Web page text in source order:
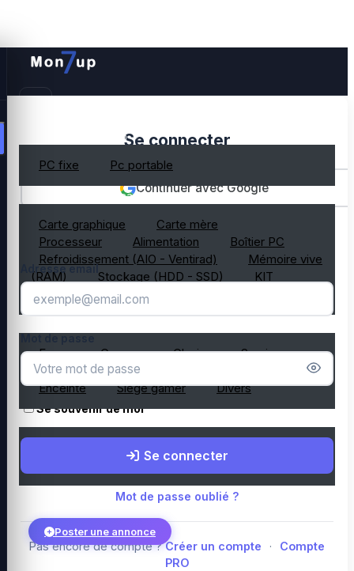
PC gamer occasion
PC fixe Pc portable
Composant PC occasion
Carte graphique
Carte mère
Processeur
Alimentation
Boîtier PC
Refroidissement (AIO - Ventirad)
Mémoire vive
(RAM)
Stockage (HDD - SSD)
KIT
composant PC gamer
Ecran Casque Clavier
Souris
Microphone
Webcam
Enceinte
Siège gamer Divers
Top PC gamer : Intel / AMD
Composants PC gamer
Poster une annonce
Se connecter
Continuer avec Google
OU
Adresse email
Se souvenir de moi
Se connecter
Mot de passe oublié ?
Pas encore de compte ? Créer un compte ·
Compte
PRO